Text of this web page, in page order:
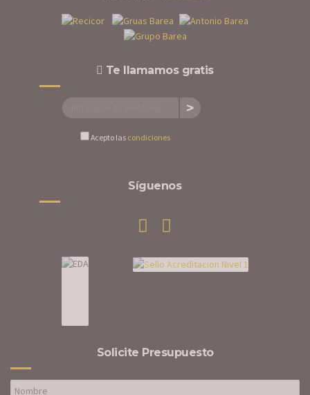
Te llamamos gratis
Acepto las condiciones
Síguenos
Solicite Presupuesto